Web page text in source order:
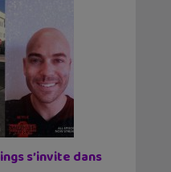
s’invite dans